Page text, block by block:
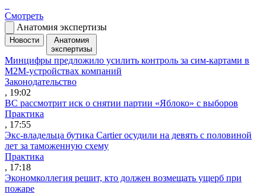
Смотреть
Анатомия экспертизы
Новости
Анатомия
экспертизы
Минцифры предложило усилить контроль за сим-картами в
M2M-устройствах компаний
Законодательство
, 19:02
ВС рассмотрит иск о снятии партии «Яблоко» с выборов
Практика
, 17:55
Экс-владельца бутика Cartier осудили на девять с половиной
лет за таможенную схему
Практика
, 17:18
Экономколлегия решит, кто должен возмещать ущерб при
пожаре